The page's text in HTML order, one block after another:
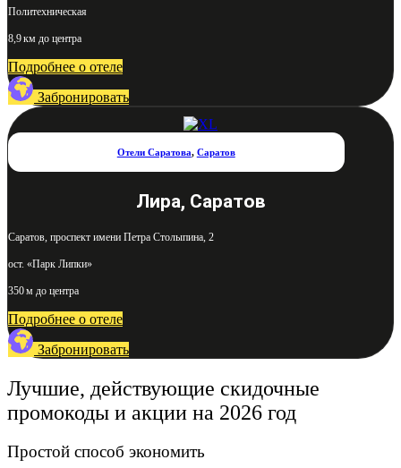
Политехническая
8,9 км до центра
Подробнее о отеле
Забронировать
Отели Саратова, Саратов
Лира, Саратов
Саратов, проспект имени Петра Столыпина, 2
ост. «Парк Липки»
350 м до центра
Подробнее о отеле
Забронировать
Лучшие, действующие скидочные
промокоды и акции на 2026 год
Простой способ экономить